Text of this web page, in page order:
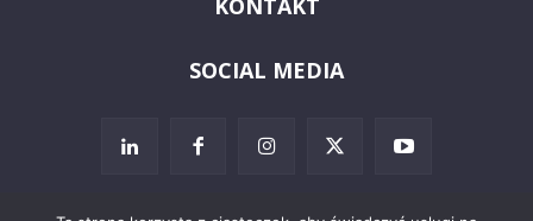
KONTAKT
SOCIAL MEDIA